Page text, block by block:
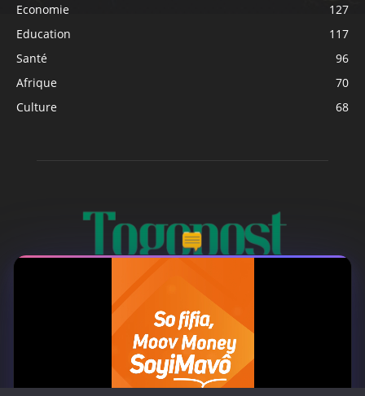
Economie
127
Education
117
Santé
96
Afrique
70
Culture
68
À PROPOS
Togo Post est un site d'information en ligne ...